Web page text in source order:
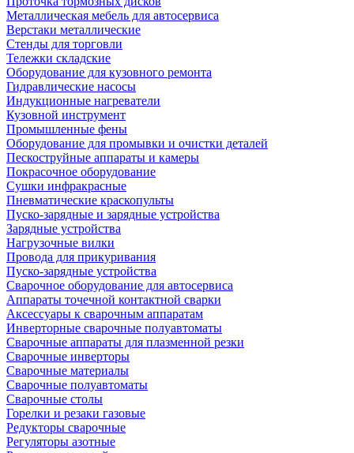
Металлическая мебель для автосервиса
Верстаки металлические
Стенды для торговли
Тележки складские
Оборудование для кузовного ремонта
Гидравлические насосы
Индукционные нагреватели
Кузовной инструмент
Промышленные фены
Оборудование для промывки и очистки деталей
Пескоструйные аппараты и камеры
Покрасочное оборудование
Сушки инфракрасные
Пневматические краскопульты
Пуско-зарядные и зарядные устройства
Зарядные устройства
Нагрузочные вилки
Провода для прикуривания
Пуско-зарядные устройства
Сварочное оборудование для автосервиса
Аппараты точечной контактной сварки
Аксессуары к сварочным аппаратам
Инверторные сварочные полуавтоматы
Сварочные аппараты для плазменной резки
Сварочные инверторы
Сварочные материалы
Сварочные полуавтоматы
Сварочные столы
Горелки и резаки газовые
Редукторы сварочные
Регуляторы азотные